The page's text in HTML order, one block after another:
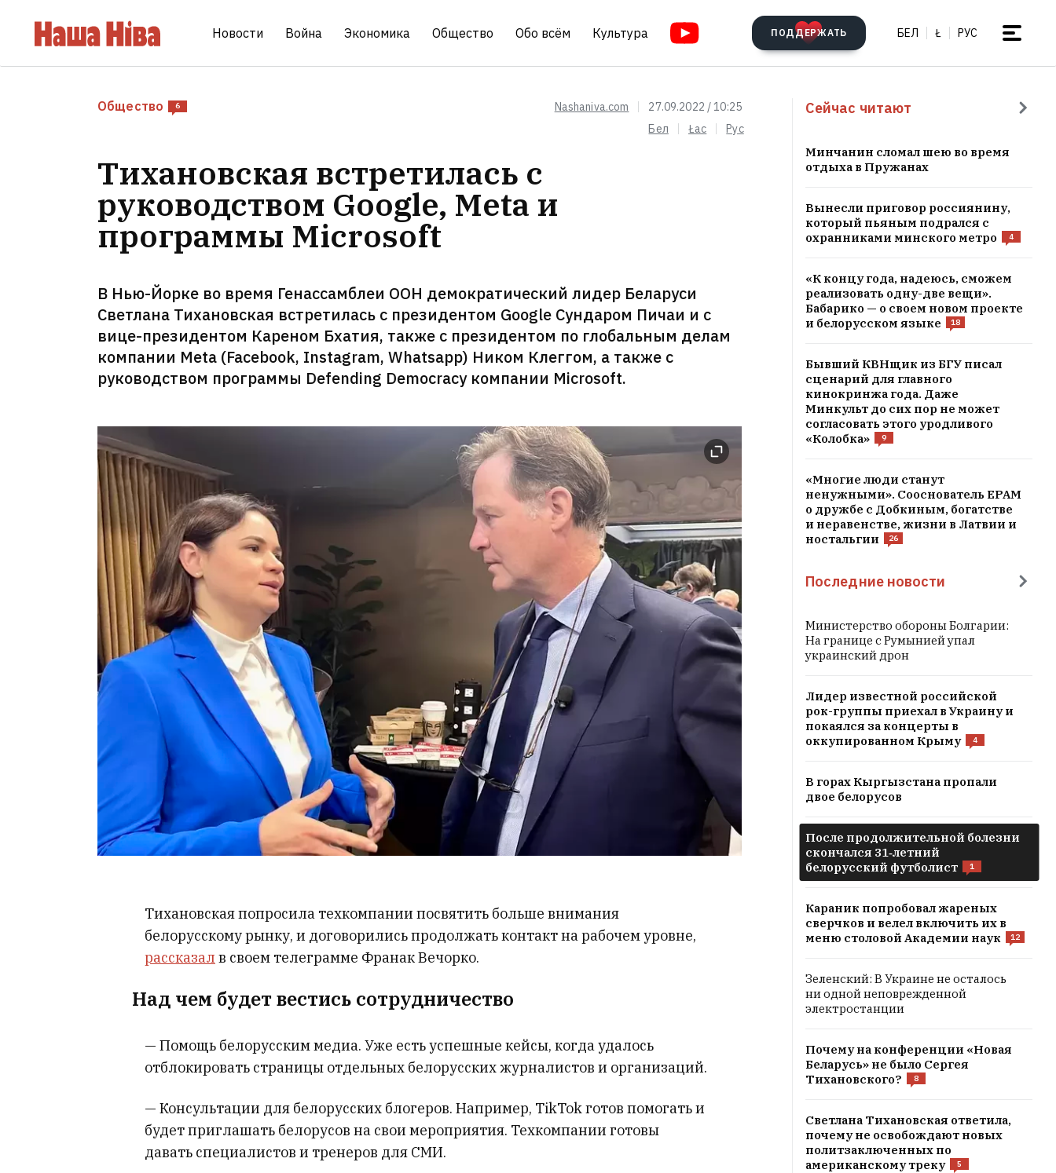
Новости Война Экономика Общество Обо всём Культура ПОДДЕРЖАТЬ БЕЛ Ł РУС
Общество 6 Nashaniva.com
27.09.2022 / 10:25
Бел
Łac Рус
Тихановская встретилась с
руководством Google, Meta и
программы Microsoft
В Нью-Йорке во время Генассамблеи ООН демократический лидер Беларуси
Светлана Тихановская встретилась с президентом Google Сундаром Пичаи и с
вице-президентом Кареном Бхатия, также с президентом по глобальным делам
компании Meta (Facebook, Instagram, Whatsapp) Ником Клеггом, а также с
руководством программы Defending Democracy компании Microsoft.
Тихановская попросила техкомпании посвятить больше внимания
белорусскому рынку, и договорились продолжать контакт на рабочем уровне,
рассказал в своем телеграмме Франак Вечорко.
Над чем будет вестись сотрудничество
— Помощь белорусским медиа. Уже есть успешные кейсы, когда удалось
отблокировать страницы отдельных белорусских журналистов и организаций.
— Консультации для белорусских блогеров. Например, TikTok готов помогать и
будет приглашать белорусов на свои мероприятия. Техкомпании готовы
давать специалистов и тренеров для СМИ.
Сейчас читают
Минчанин сломал шею во время
отдыха в Пружанах
Вынесли приговор россиянину,
который пьяным подрался с
охранниками минского метро
4
«К концу года, надеюсь, сможем
реализовать одну-две вещи».
Бабарико — о своем новом проекте
и белорусском языке
18
Бывший КВНщик из БГУ писал
сценарий для главного
кинокринжа года. Даже
Минкульт до сих пор не может
согласовать этого уродливого
«Колобка»
9
«Многие люди станут
ненужными». Сооснователь EPAM
о дружбе с Добкиным, богатстве
и неравенстве, жизни в Латвии и
ностальгии
26
Последние новости
Министерство обороны Болгарии:
На границе с Румынией упал
украинский дрон
Лидер известной российской
рок-группы приехал в Украину и
покаялся за концерты в
оккупированном Крыму
4
В горах Кыргызстана пропали
двое белорусов
После продолжительной болезни
скончался 31‑летний
белорусский футболист
1
Караник попробовал жареных
сверчков и велел включить их в
меню столовой Академии наук
12
Зеленский: В Украине не осталось
ни одной неповрежденной
электростанции
Почему на конференции «Новая
Беларусь» не было Сергея
Тихановского?
8
Светлана Тихановская ответила,
почему не освобождают новых
политзаключенных по
американскому треку
5